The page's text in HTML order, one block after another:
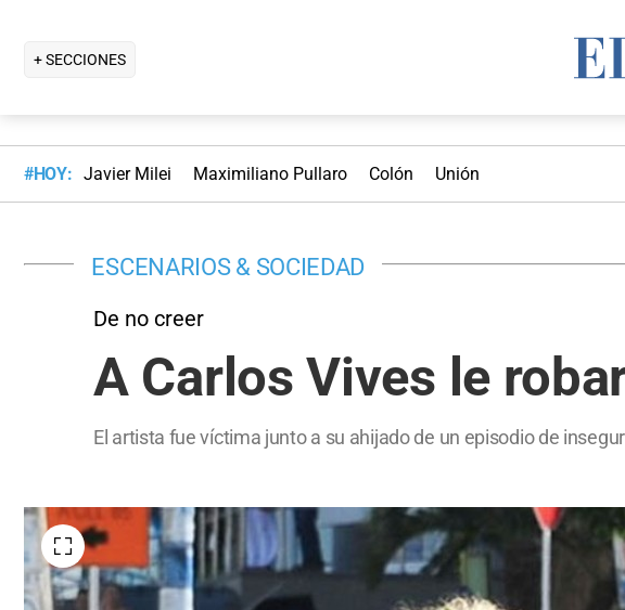
+ SECCIONES
#HOY: Javier Milei Maximiliano Pullaro Colón Unión
ESCENARIOS & SOCIEDAD
De no creer
A Carlos Vives le
El artista fue víctima junto a su ahijado de un episodio de